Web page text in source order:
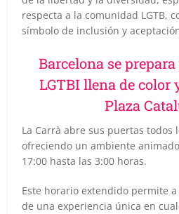
respecta a la comunidad LGTB,
símbolo de inclusión y
Barcelona se
LGTBI llena de color
Plaza
La Carrà abre sus puertas todos
ofreciendo un ambiente
17:00 hasta las 3:00 horas.
Este horario extendido permite
de una experiencia única en